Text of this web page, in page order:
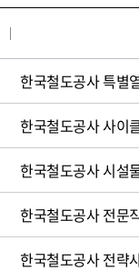
한국철도공사 특별
한국철도공사 사이
한국철도공사 시설
한국철도공사 전문
한국철도공사 전략